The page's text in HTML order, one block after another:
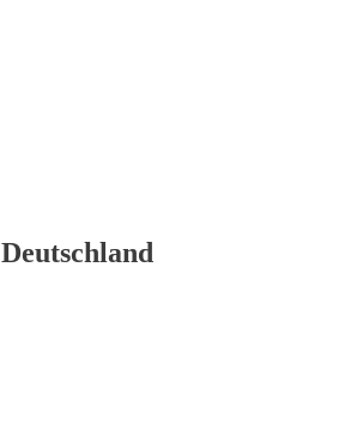
Deutschland